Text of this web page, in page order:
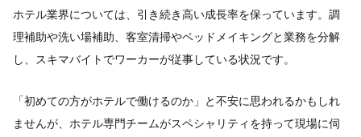
ホテル業界については、引き続き高い成長率を保っています。調
理補助や洗い場補助、客室清掃やベッドメイキングと業務を分解
し、スキマバイトでワーカーが従事している状況です。
「初めての方がホテルで働けるのか」と不安に思われるかもしれ
ませんが、ホテル専門チームがスペシャリティを持って現場に伺